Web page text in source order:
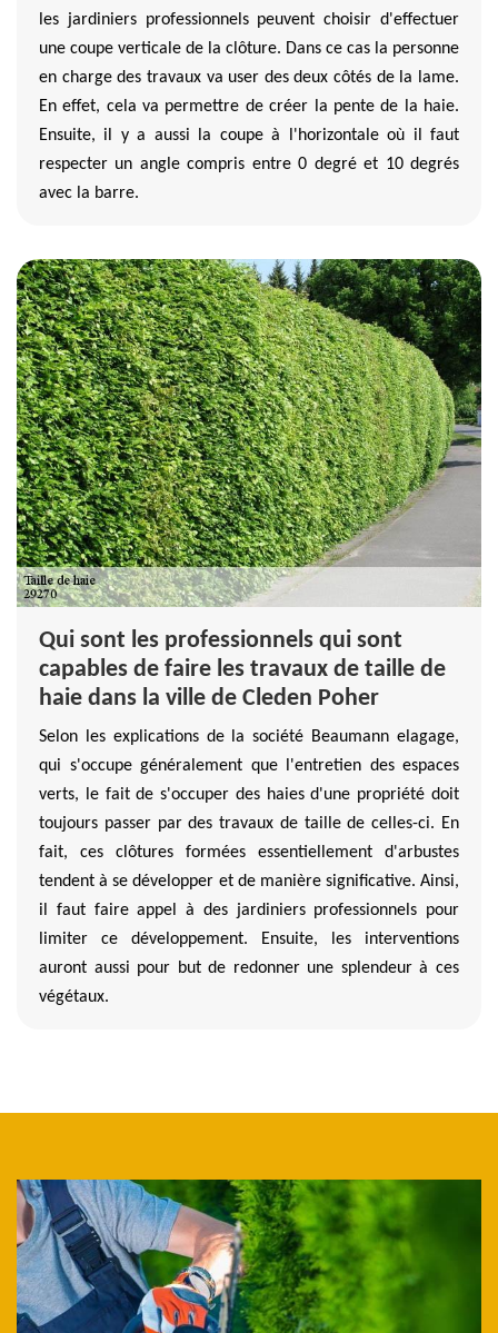
les jardiniers professionnels peuvent choisir d'effectuer
une coupe verticale de la clôture. Dans ce cas la personne
en charge des travaux va user des deux côtés de la lame.
En effet, cela va permettre de créer la pente de la haie.
Ensuite, il y a aussi la coupe à l'horizontale où il faut
respecter un angle compris entre 0 degré et 10 degrés
avec la barre.
Qui sont les professionnels qui sont
capables de faire les travaux de taille de
haie dans la ville de Cleden Poher
Selon les explications de la société Beaumann elagage,
qui s'occupe généralement que l'entretien des espaces
verts, le fait de s'occuper des haies d'une propriété doit
toujours passer par des travaux de taille de celles-ci. En
fait, ces clôtures formées essentiellement d'arbustes
tendent à se développer et de manière significative. Ainsi,
il faut faire appel à des jardiniers professionnels pour
limiter ce développement. Ensuite, les interventions
auront aussi pour but de redonner une splendeur à ces
végétaux.